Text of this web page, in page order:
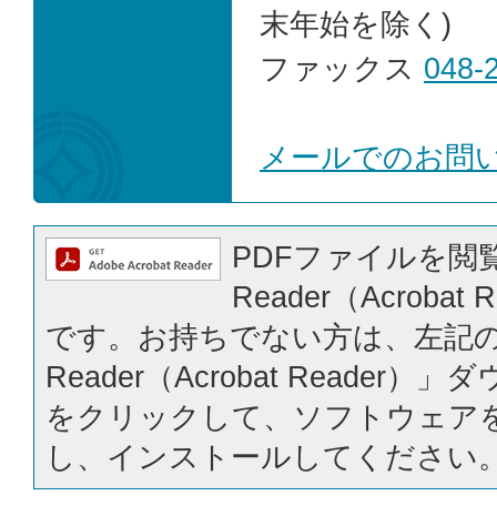
末年始を除く)
ファックス 048-
メールでのお問
PDFファイルを閲
Reader（Acrobat
です。お持ちでない方は、左記
Reader（Acrobat Reader）」ダ
をクリックして、ソフトウェア
し、インストールしてください